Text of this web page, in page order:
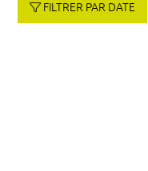
FILTRER PAR DATE